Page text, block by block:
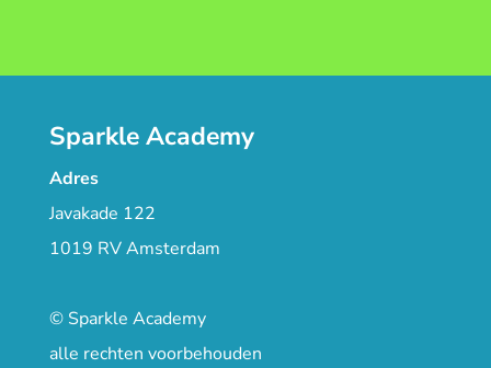
Sparkle Academy
Adres
Javakade 122
1019 RV Amsterdam
© Sparkle Academy
alle rechten voorbehouden